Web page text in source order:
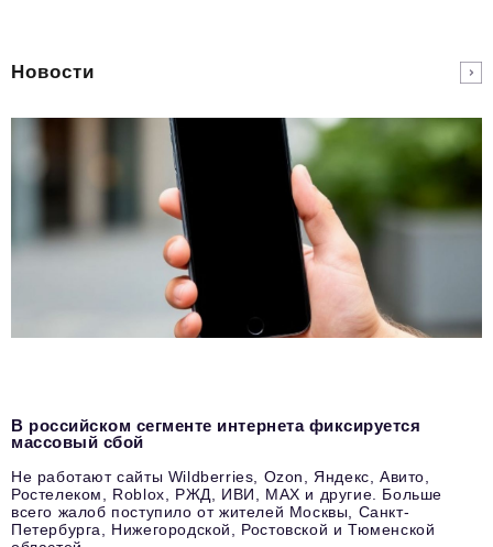
Новости
В российском сегменте интернета фиксируется
массовый сбой
Не работают сайты Wildberries, Ozon, Яндекс, Авито,
Ростелеком, Roblox, РЖД, ИВИ, MAX и другие. Больше
всего жалоб поступило от жителей Москвы, Санкт-
Петербурга, Нижегородской, Ростовской и Тюменской